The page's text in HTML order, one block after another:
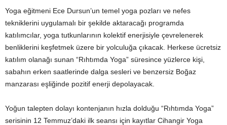
Yoga eğitmeni Ece Dursun’un temel yoga pozları ve nefes
tekniklerini uygulamalı bir şekilde aktaracağı programda
katılımcılar, yoga tutkunlarının kolektif enerjisiyle çevrelenerek
benliklerini keşfetmek üzere bir yolculuğa çıkacak. Herkese ücretsiz
katılım olanağı sunan “Rıhtımda Yoga” süresince yüzlerce kişi,
sabahın erken saatlerinde dalga sesleri ve benzersiz Boğaz
manzarası eşliğinde pozitif enerji depolayacak.
Yoğun talepten dolayı kontenjanın hızla dolduğu “Rıhtımda Yoga”
serisinin 12 Temmuz’daki ilk seansı için kayıtlar Cihangir Yoga